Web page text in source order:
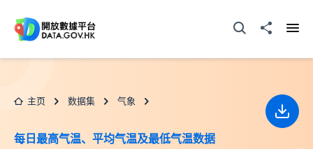
打开搜寻器分享至
主页 数据集 气象
每日最高气温、平均气温及最低气温数据
下载